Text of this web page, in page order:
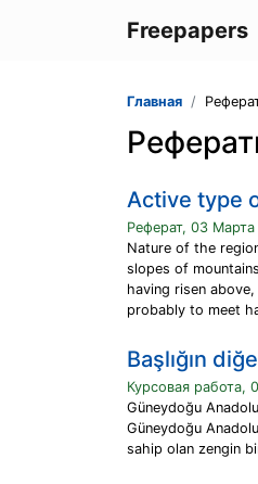
Freepapers
Главная
Active type
Реферат, 03 Марта
Nature of the
slopes of
having risen
probably to meet
Başlığın
Курсовая работа,
Güneydoğu
Güneydoğu
sahip olan zengin